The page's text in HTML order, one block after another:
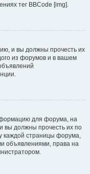
тег BBCode [img].
и вы должны прочесть их
из форумов и в вашем
для форума, на
вы должны прочесть их по
каждой страницы форума,
объявлениями, права на